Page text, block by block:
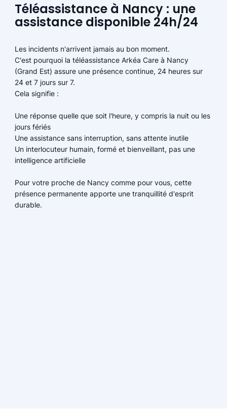
Téléassistance à Nancy : une
assistance disponible 24h/24
Les incidents n'arrivent jamais au bon moment.
C'est pourquoi la téléassistance Arkéa Care à Nancy
(Grand Est) assure une présence continue, 24 heures sur
24 et 7 jours sur 7.
Cela signifie :
Une réponse quelle que soit l'heure, y compris la nuit ou les
jours fériés
Une assistance sans interruption, sans attente inutile
Un interlocuteur humain, formé et bienveillant, pas une
intelligence artificielle
Pour votre proche de Nancy comme pour vous, cette
présence permanente apporte une tranquillité d'esprit
durable.